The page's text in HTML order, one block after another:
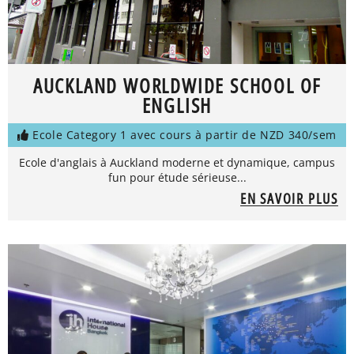
AUCKLAND WORLDWIDE SCHOOL OF
ENGLISH
Ecole Category 1 avec cours à partir de NZD 340/sem
Ecole d'anglais à Auckland moderne et dynamique, campus
fun pour étude sérieuse...
EN SAVOIR PLUS